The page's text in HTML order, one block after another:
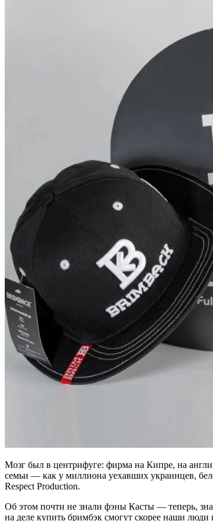
Мозг был в центрифуге: фирма на Кипре, на
семьи — как у миллиона уехавших украинцев,
Respect Production.
Об этом почти не знали фэны Касты — теперь,
на деле купить бримбэк смогут скорее наши